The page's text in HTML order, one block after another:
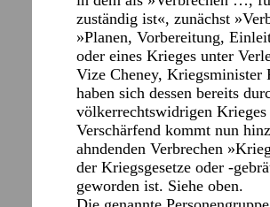
zuständig ist«, zunächst
»Planen, Vorbereitung,
oder eines Krieges unter
Vize Cheney, Kriegsminister
haben sich dessen bereits
völkerrechtswidrigen
Verschärfend kommt nun
ahndenden Verbrechen
der Kriegsgesetze oder -
geworden ist. Siehe oben.